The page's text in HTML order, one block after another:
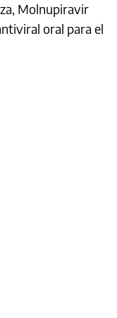
Molnupiravir
oral para el